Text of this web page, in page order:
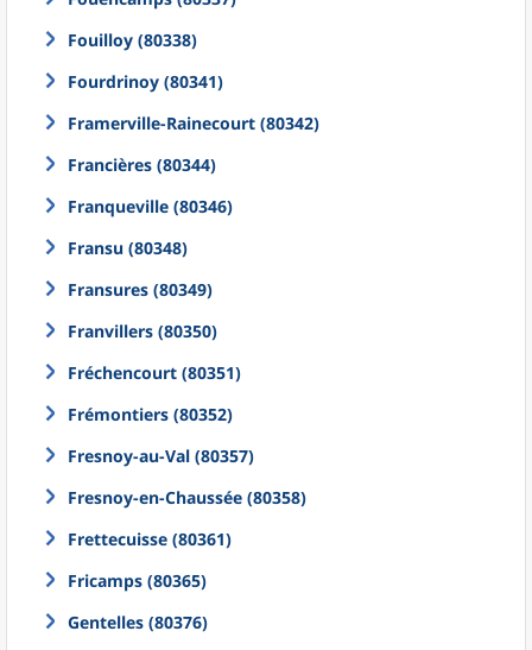
Fouilloy (80338)
Fourdrinoy (80341)
Framerville-Rainecourt (80342)
Francières (80344)
Franqueville (80346)
Fransu (80348)
Fransures (80349)
Franvillers (80350)
Fréchencourt (80351)
Frémontiers (80352)
Fresnoy-au-Val (80357)
Fresnoy-en-Chaussée (80358)
Frettecuisse (80361)
Fricamps (80365)
Gentelles (80376)